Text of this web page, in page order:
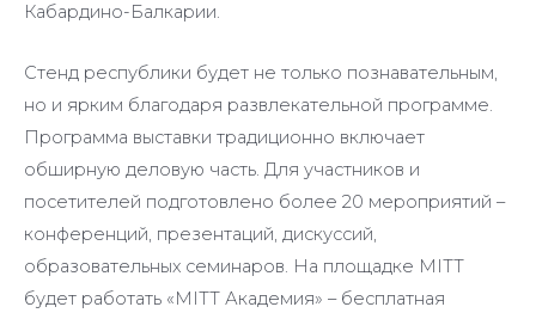
Кабардино-Балкарии.
Стенд республики будет не только познавательным,
но и ярким благодаря развлекательной программе.
Программа выставки традиционно включает
обширную деловую часть. Для участников и
посетителей подготовлено более 20 мероприятий –
конференций, презентаций, дискуссий,
образовательных семинаров. На площадке MITT
будет работать «MITT Академия» – бесплатная